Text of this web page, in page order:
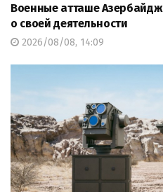
Военные атташе
о своей деятельности
2026/08/08, 14:09